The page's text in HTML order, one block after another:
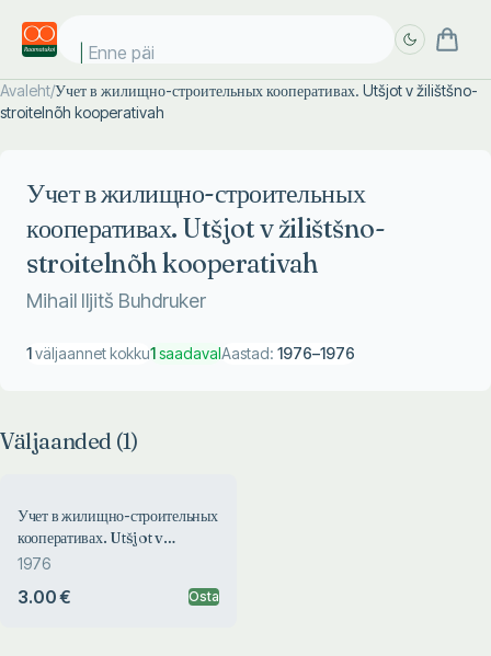
Enne päik
Avaleht/Учет в жилищно-строительных кооперативах. Utšjot v žilištšno-
stroitelnõh kooperativah
Учет в жилищно-строительных
кооперативах. Utšjot v žilištšno-
stroitelnõh kooperativah
Mihail Iljitš Buhdruker
1väljaannet kokku1saadavalAastad: 1976–1976
Väljaanded (1)
Учет в жилищно-строительных
кооперативах. Utšjot v
žilištšno-stroitelnõh
1976
3.00 € Osta